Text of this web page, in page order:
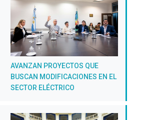
AVANZAN PROYECTOS QUE
BUSCAN MODIFICACIONES EN EL
SECTOR ELÉCTRICO